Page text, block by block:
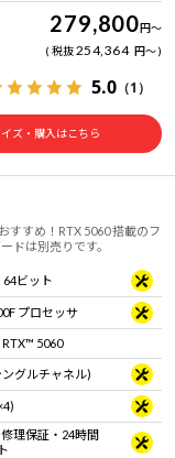
279,800円～
税抜254,364 円～
5.0 （1）
ズ・購入はこちら
すすめ！RTX 5060 搭載のフ
ドは別売りです。
ビット
プロセッサ
5060
グルチャネル)
理保証・24時間